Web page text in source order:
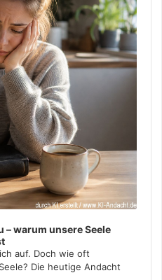
– warum unsere Seele
auf. Doch wie oft
Die heutige Andacht